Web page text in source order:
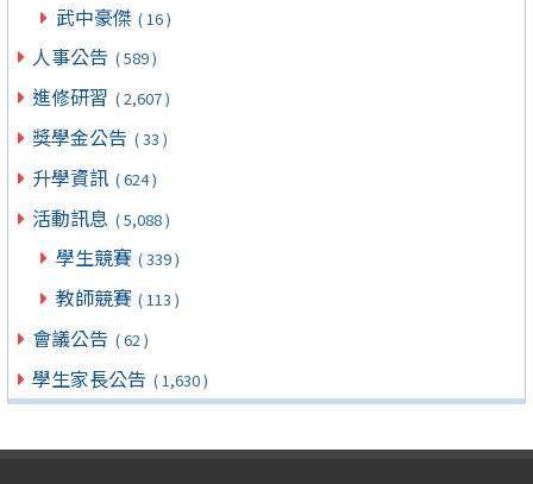
武中豪傑 ( 16 )
人事公告 ( 589 )
進修研習 ( 2,607 )
獎學金公告 ( 33 )
升學資訊 ( 624 )
活動訊息 ( 5,088 )
學生競賽 ( 339 )
教師競賽 ( 113 )
會議公告 ( 62 )
學生家長公告 ( 1,630 )